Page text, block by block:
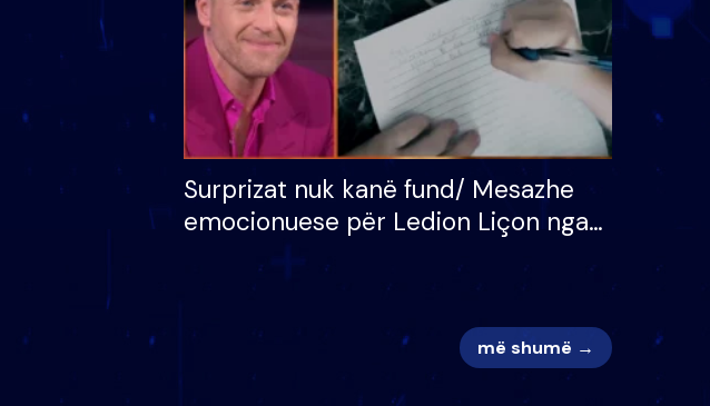
Surprizat nuk kanë fund/ Mesazhe
emocionuese për Ledion Liçon nga
nuk i mban dot lotët: Nuk meritoj…
më shumë →